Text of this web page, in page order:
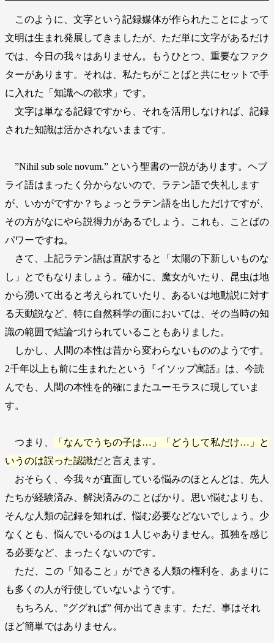
このように、文字という記録媒体が作られたことによって
文明は生まれ発展してきましたが、ただ単に文字があるだけ
では、今日の我々はありません。もうひとつ、重要なファク
ターがあります。それは、私たちがことばと共にセットで手
に入れた「知識への欲求」です。
文字は単なる記録ですから、それを活用しなければ、記録
された知識は活かされないままです。
”Nihil sub sole novum.” という聖書の一説があります。ヘブ
ライ語はまったく分からないので、ラテン語で失礼します
が、いかがですか？ちょっとラテン語を出しただけですが、
その方がなにやら説得力があるでしょう。これも、ことばの
パワーですね。
さて、上記ラテン語は直訳すると「太陽の下新しいものな
し」とでもなりましょう。確かに、魔女がいたり、昆虫は地
から湧いて出ると考えられていたり、あるいは地動説に対す
る天動説など、特に自然科学の面においては、その当時の知
識の範囲で結論づけられていることもありました。
しかし、人間の本性は昔から変わらないもののようです。
2千年以上も前に生まれたという『イソップ寓話』は、今読
んでも、人間の本性を的確にまたユーモラスに現していま
す。
つまり、
「なんでうちの子は…」「どうして私だけ…」と
いうのは誤った認識だと言えます。
おそらく、今我々が直面している悩みのほとんどは、先人
たちが経験済み、解決済みのことばかり。思い悩むよりも、
そんな人類の記録を知れば、悩む必要などないでしょう。少
なくとも、悩んでいるのは１人じゃありません。孤独を感じ
る必要など、まったくないのです。
ただ、この「知ること」ができる人類の権利を、あまりに
も多くの人が行使していないようです。
もちろん、”ググれば” 何か出てきます。ただ、事はそれ
ほど簡単ではありません。